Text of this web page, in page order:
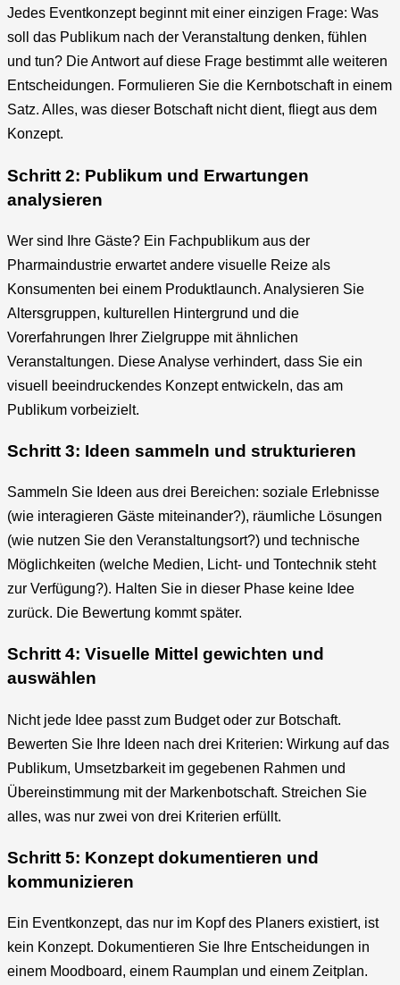
Jedes Eventkonzept beginnt mit einer einzigen Frage: Was
soll das Publikum nach der Veranstaltung denken, fühlen
und tun? Die Antwort auf diese Frage bestimmt alle weiteren
Entscheidungen. Formulieren Sie die Kernbotschaft in einem
Satz. Alles, was dieser Botschaft nicht dient, fliegt aus dem
Konzept.
Schritt 2: Publikum und Erwartungen
analysieren
Wer sind Ihre Gäste? Ein Fachpublikum aus der
Pharmaindustrie erwartet andere visuelle Reize als
Konsumenten bei einem Produktlaunch. Analysieren Sie
Altersgruppen, kulturellen Hintergrund und die
Vorerfahrungen Ihrer Zielgruppe mit ähnlichen
Veranstaltungen. Diese Analyse verhindert, dass Sie ein
visuell beeindruckendes Konzept entwickeln, das am
Publikum vorbeizielt.
Schritt 3: Ideen sammeln und strukturieren
Sammeln Sie Ideen aus drei Bereichen: soziale Erlebnisse
(wie interagieren Gäste miteinander?), räumliche Lösungen
(wie nutzen Sie den Veranstaltungsort?) und technische
Möglichkeiten (welche Medien, Licht- und Tontechnik steht
zur Verfügung?). Halten Sie in dieser Phase keine Idee
zurück. Die Bewertung kommt später.
Schritt 4: Visuelle Mittel gewichten und
auswählen
Nicht jede Idee passt zum Budget oder zur Botschaft.
Bewerten Sie Ihre Ideen nach drei Kriterien: Wirkung auf das
Publikum, Umsetzbarkeit im gegebenen Rahmen und
Übereinstimmung mit der Markenbotschaft. Streichen Sie
alles, was nur zwei von drei Kriterien erfüllt.
Schritt 5: Konzept dokumentieren und
kommunizieren
Ein Eventkonzept, das nur im Kopf des Planers existiert, ist
kein Konzept. Dokumentieren Sie Ihre Entscheidungen in
einem Moodboard, einem Raumplan und einem Zeitplan.